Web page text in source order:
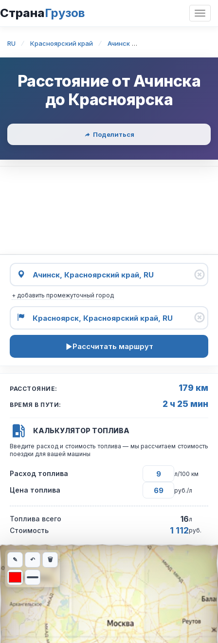
СтранаГрузов
RU Красноярский край Ачинск
Расстояние отАчинска
до Красноярска
Поделиться
+ добавить промежуточный город
Рассчитать маршрут
РАССТОЯНИЕ: 179 км
ВРЕМЯ В ПУТИ: 2 ч 25 мин
КАЛЬКУЛЯТОР ТОПЛИВА
Введите расход и стоимость топлива — мы рассчитаем стоимость
поездки для вашей машины
Расход топлива л/100 км
Цена топлива руб./л
Топлива всего 16л
Стоимость 1 112руб.
Интерактивная карта автомобильного маршрута из города
✎ ↶ 🗑